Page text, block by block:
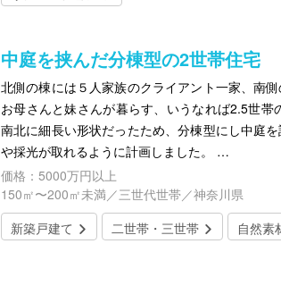
中庭を挟んだ分棟型の2世帯住宅
北側の棟には５人家族のクライアント一家、南
お母さんと妹さんが暮らす、いうなれば2.5世帯
南北に細長い形状だったため、分棟型にし中庭
や採光が取れるように計画しました。 …
価格：5000万円以上
150㎡〜200㎡未満／三世代世帯／神奈川県
新築戸建て
二世帯・三世帯 自然素